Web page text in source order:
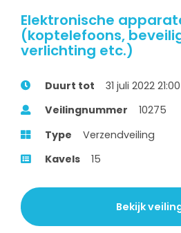
Elektronische
(koptelefoons,
verlichting etc.)
Duurt tot
31 juli 2022 21:00
Veilingnummer
10275
Type
Verzendveiling
Kavels
15
Bekijk